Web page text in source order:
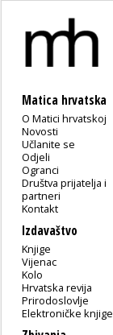
Matica hrvatska
O Matici hrvatskoj
Novosti
Učlanite se
Odjeli
Ogranci
Društva prijatelja i
partneri
Kontakt
Izdavaštvo
Knjige
Vijenac
Kolo
Hrvatska revija
Prirodoslovlje
Elektroničke knjige